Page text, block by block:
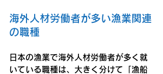
海外人材労働者が多い漁業関連
の職種
日本の漁業で海外人材労働者が多く就
いている職種は、大きく分けて「漁船